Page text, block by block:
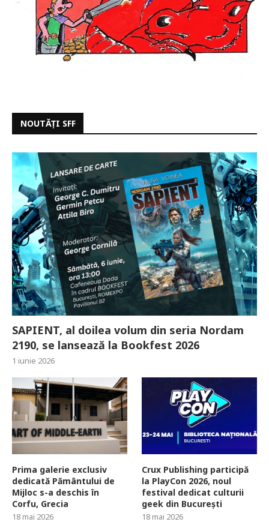
NOUTĂȚI SFF
SAPIENT, al doilea volum din seria Nordam
2190, se lansează la Bookfest 2026
1 iunie 2026
Prima galerie exclusiv
dedicată Pământului de
Mijloc s-a deschis în
Corfu, Grecia
18 mai 2026
Crux Publishing participă
la PlayCon 2026, noul
festival dedicat culturii
geek din București
18 mai 2026